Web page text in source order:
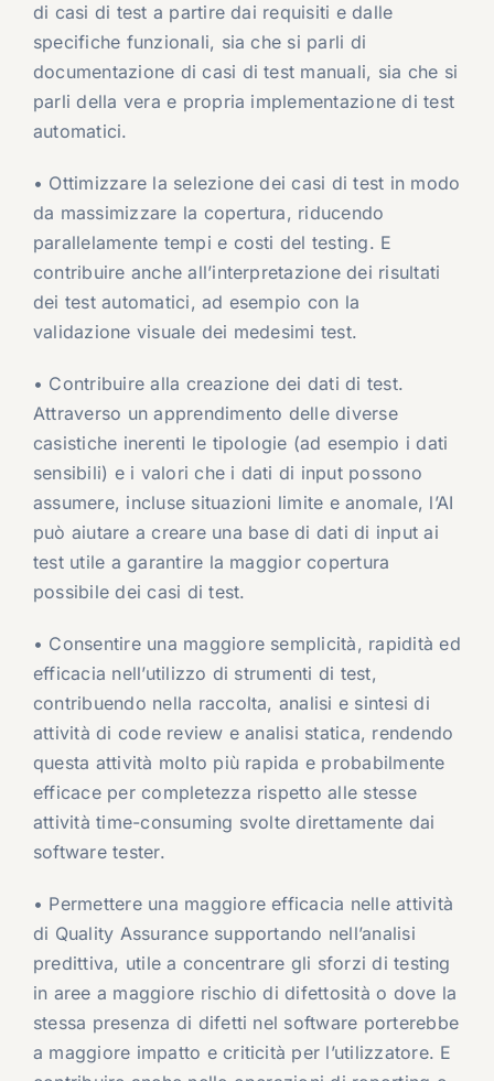
di casi di test a partire dai requisiti e dalle
specifiche funzionali, sia che si parli di
documentazione di casi di test manuali, sia che si
parli della vera e propria implementazione di test
automatici.
• Ottimizzare la selezione dei casi di test in modo
da massimizzare la copertura, riducendo
parallelamente tempi e costi del testing. E
contribuire anche all’interpretazione dei risultati
dei test automatici, ad esempio con la
validazione visuale dei medesimi test.
• Contribuire alla creazione dei dati di test.
Attraverso un apprendimento delle diverse
casistiche inerenti le tipologie (ad esempio i dati
sensibili) e i valori che i dati di input possono
assumere, incluse situazioni limite e anomale, l’AI
può aiutare a creare una base di dati di input ai
test utile a garantire la maggior copertura
possibile dei casi di test.
• Consentire una maggiore semplicità, rapidità ed
efficacia nell’utilizzo di strumenti di test,
contribuendo nella raccolta, analisi e sintesi di
attività di code review e analisi statica, rendendo
questa attività molto più rapida e probabilmente
efficace per completezza rispetto alle stesse
attività time-consuming svolte direttamente dai
software tester.
• Permettere una maggiore efficacia nelle attività
di Quality Assurance supportando nell’analisi
predittiva, utile a concentrare gli sforzi di testing
in aree a maggiore rischio di difettosità o dove la
stessa presenza di difetti nel software porterebbe
a maggiore impatto e criticità per l’utilizzatore. E